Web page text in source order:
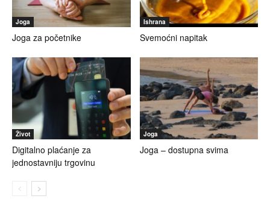
Joga
Joga za početnike
Ishrana
Svemoćni napitak
Život
Digitalno plaćanje za
jednostavniju trgovinu
Joga
Joga – dostupna svima